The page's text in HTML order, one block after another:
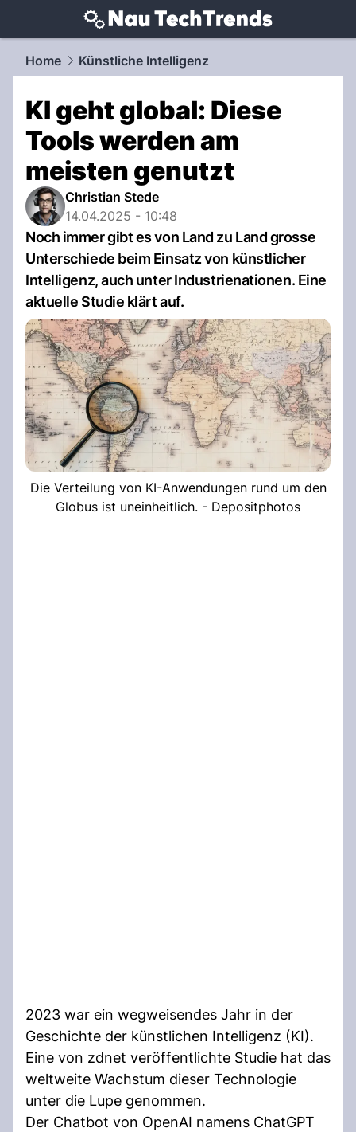
techtrends.NAU.ch
Home Künstliche Intelligenz
KI geht global: Diese
Tools werden am
meisten genutzt
Christian Stede
14.04.2025 - 10:48
Noch immer gibt es von Land zu Land grosse
Unterschiede beim Einsatz von künstlicher
Intelligenz, auch unter Industrienationen. Eine
aktuelle Studie klärt auf.
Die Verteilung von KI-Anwendungen rund um den
Globus ist uneinheitlich. - Depositphotos
2023 war ein wegweisendes Jahr in der
Geschichte der künstlichen Intelligenz (KI).
Eine von zdnet veröffentlichte Studie hat das
weltweite Wachstum dieser Technologie
unter die Lupe genommen.
Der Chatbot von OpenAI namens ChatGPT